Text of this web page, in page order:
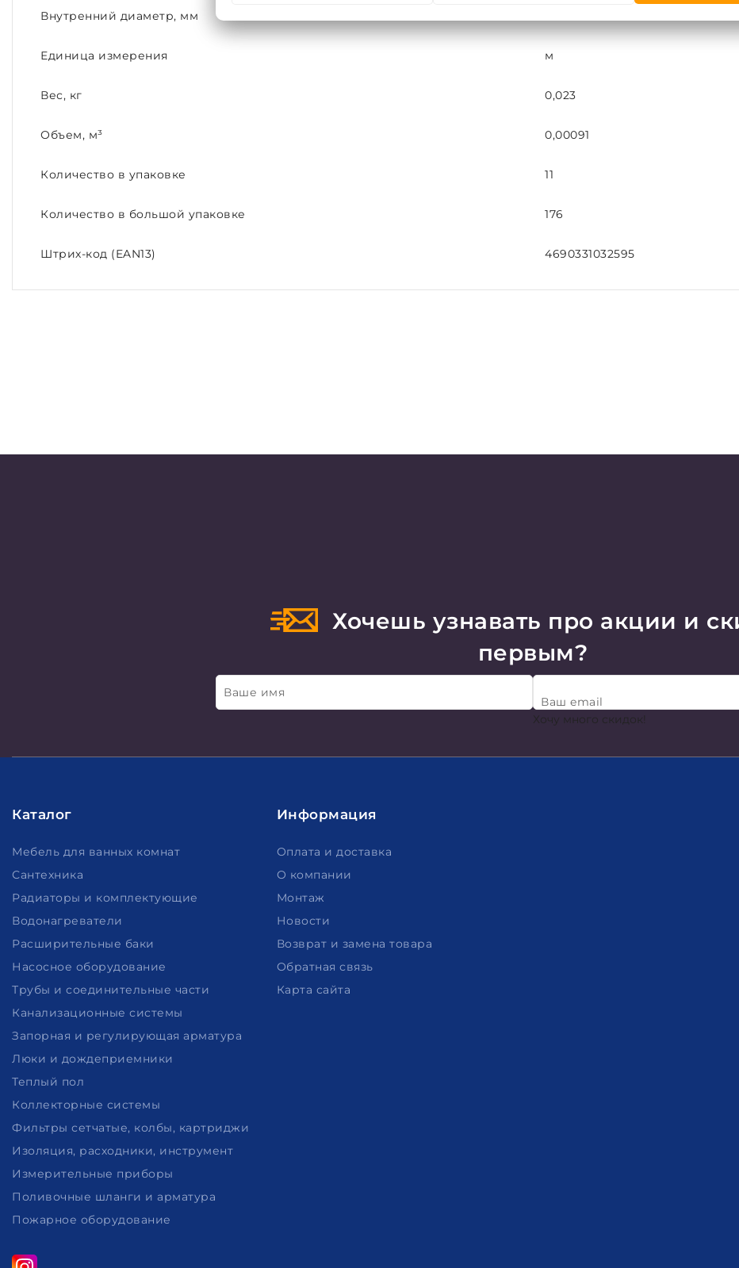
Внутренний диаметр, мм
Единица измерения м
Вес, кг 0,023
Объем, м³ 0,00091
Количество в упаковке 11
Количество в большой упаковке 176
Штрих-код (EAN13) 4690331032595
Хочешь узнавать про акции и
первым?
Ваше имя
Ваш email
Хочу много скидок!
Каталог
Мебель для ванных комнат
Сантехника
Радиаторы и комплектующие
Водонагреватели
Расширительные баки
Насосное оборудование
Трубы и соединительные части
Канализационные системы
Запорная и регулирующая арматура
Люки и дождеприемники
Теплый пол
Коллекторные системы
Фильтры сетчатые, колбы, картриджи
Изоляция, расходники, инструмент
Измерительные приборы
Поливочные шланги и арматура
Пожарное оборудование
Информация
Оплата и доставка
О компании
Монтаж
Новости
Возврат и замена товара
Обратная связь
Карта сайта